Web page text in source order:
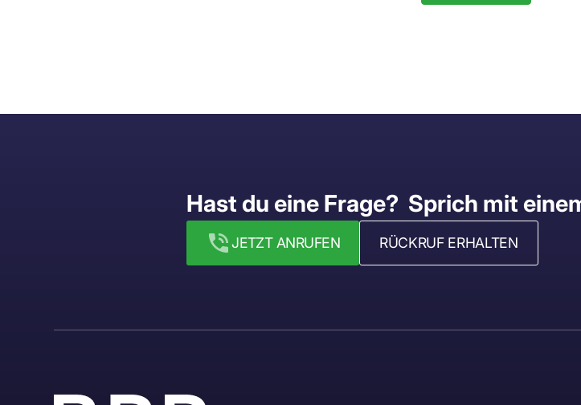
Hast du eine Frage? Sprich mit
JETZT ANRUFEN RÜCKRUF ERHALTEN